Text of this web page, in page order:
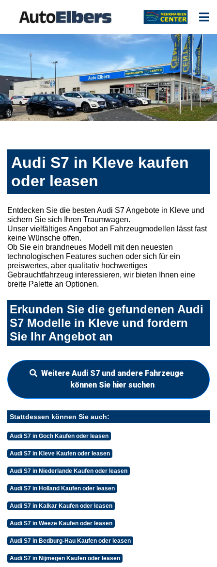
Audi S7 in Kleve kaufen
oder leasen
Entdecken Sie die besten Audi S7 Angebote in Kleve und
sichern Sie sich Ihren Traumwagen.
Unser vielfältiges Angebot an Fahrzeugmodellen lässt fast
keine Wünsche offen.
Ob Sie ein brandneues Modell mit den neuesten
technologischen Features suchen oder sich für ein
preiswertes, aber qualitativ hochwertiges
Gebrauchtfahrzeug interessieren, wir bieten Ihnen eine
breite Palette an Optionen.
Erkunden Sie die gefundenen Audi
S7 Modelle in Kleve und fordern
Sie Ihr Angebot an
Weitere Audi S7 und andere Fahrzeuge
können Sie hier suchen
Stattdessen können Sie auch:
Audi S7 in Goch Kaufen oder leasen
Audi S7 in Kleve Kaufen oder leasen
Audi S7 in Niederlande Kaufen oder leasen
Audi S7 in Holland Kaufen oder leasen
Audi S7 in Kalkar Kaufen oder leasen
Audi S7 in Weeze Kaufen oder leasen
Audi S7 in Bedburg-Hau Kaufen oder leasen
Audi S7 in Nijmegen Kaufen oder leasen